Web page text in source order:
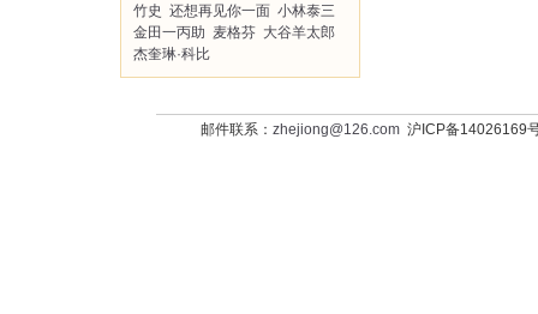
竹史 还想再见你一面 小林泰三
金田一丙助 麦格芬 大谷羊太郎
杰奎琳·科比
邮件联系： zhejiong@126.com沪ICP备14026169